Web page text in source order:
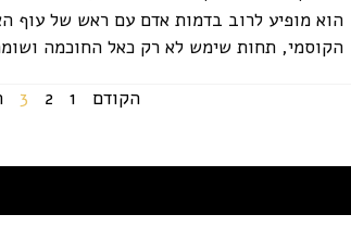
הוא מופיע לרוב בדמות אדם עם ראש של עוף
הקוסמי, תחות שימש לא רק כאל החוכמה
הקודם 1
2
3